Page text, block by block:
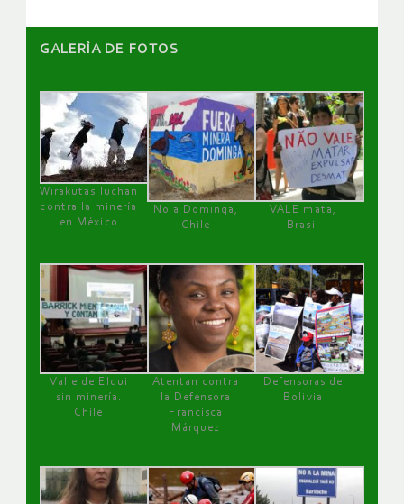
GALERÌA DE FOTOS
Wirakutas luchan
contra la minería
en México
No a Dominga,
Chile
VALE mata,
Brasil
Valle de Elqui
sin minería.
Chile
Atentan contra
la Defensora
Francisca
Márquez
Defensoras de
Bolivia